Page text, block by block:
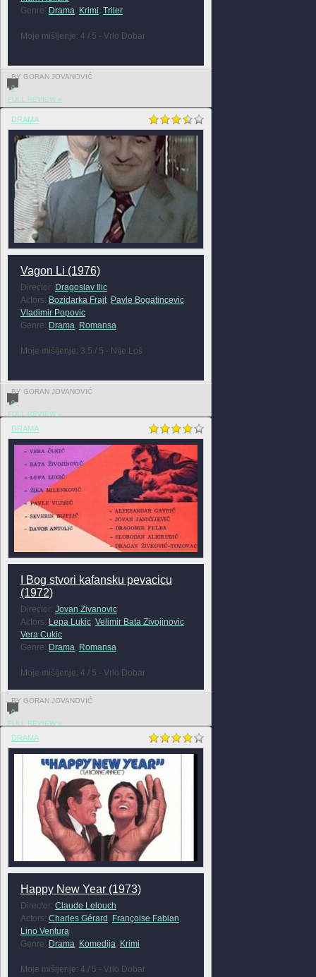
Genre: Drama, Krimi, Triler
Moje mišljenje: 4 / 5 - Vrlo Dobar
BY GORAN JOVANOVIĆ
0
FULL REVIEW »
DRAMA
Vagon Li (1976)
Director: Dragoslav Ilic
Actors: Bozidarka Frajt, Pavle Bogatincevic,
Vladimir Popovic
Genre: Drama, Romansa
Moje mišljenje: 3.5 / 5 - Nije Loš
BY GORAN JOVANOVIĆ
0
FULL REVIEW »
DRAMA
I Bog stvori kafansku pevacicu
(1972)
Director: Jovan Zivanovic
Actors: Lepa Lukic, Velimir Bata Zivojinovic,
Vera Cukic
Genre: Drama, Romansa
Moje mišljenje: 4 / 5 - Vrlo Dobar
BY GORAN JOVANOVIĆ
0
FULL REVIEW »
DRAMA
Happy New Year (1973)
Director: Claude Lelouch
Actors: Charles Gérard , Françoise Fabian,
Lino Ventura
Genre: Drama, Komedija, Krimi
Moje mišljenje: 4 / 5 - Vrlo Dobar